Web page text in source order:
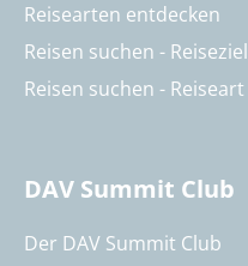
Reisearten entdecken
Reisen suchen - Reiseziel
Reisen suchen - Reiseart
DAV Summit Club
Der DAV Summit Club